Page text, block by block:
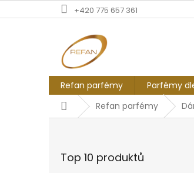
na
+420 775 657 361
Refan parfémy Parfémy
DomůRefan parfémy
Top 10 produktů